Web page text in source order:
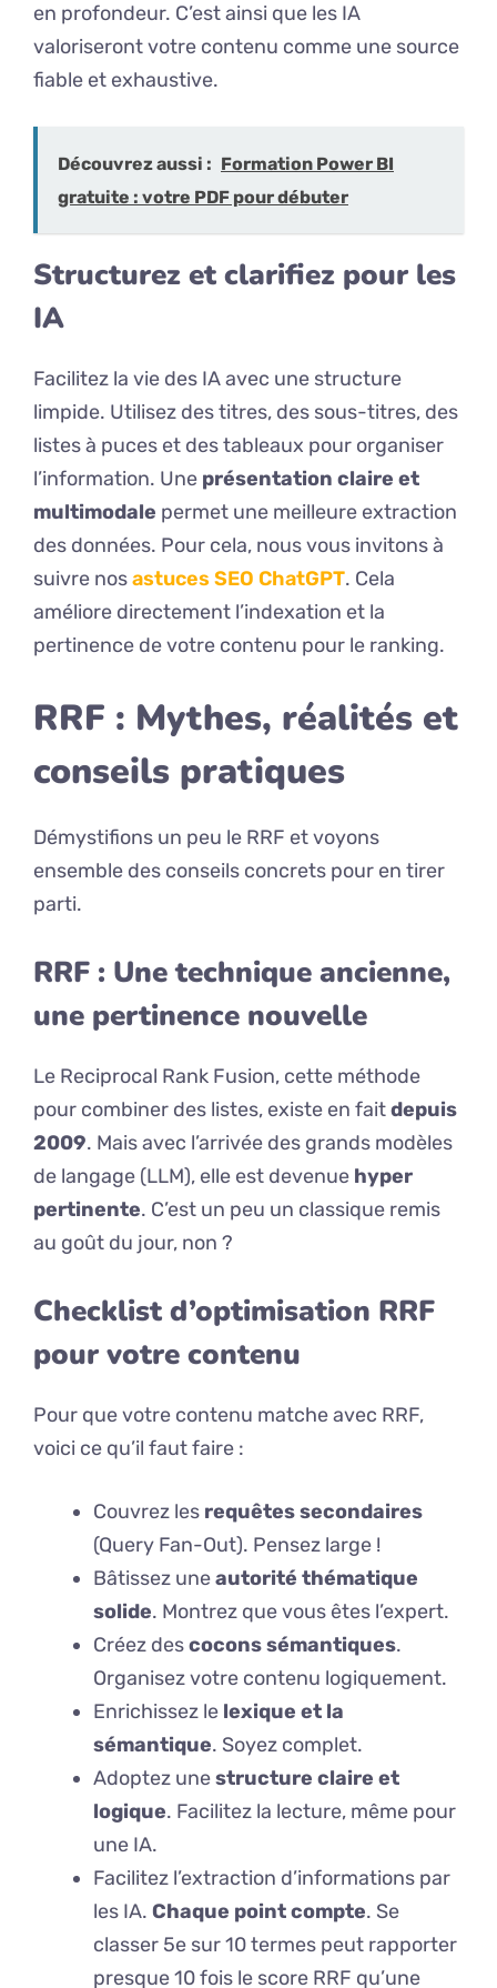
en profondeur. C’est ainsi que les IA
valoriseront votre contenu comme une source
fiable et exhaustive.
Découvrez aussi : Formation Power BI
gratuite : votre PDF pour débuter
Structurez et clarifiez pour les
IA
Facilitez la vie des IA avec une structure
limpide. Utilisez des titres, des sous-titres, des
listes à puces et des tableaux pour organiser
l’information. Une présentation claire et
multimodale permet une meilleure extraction
des données. Pour cela, nous vous invitons à
suivre nosastuces SEO ChatGPT. Cela
améliore directement l’indexation et la
pertinence de votre contenu pour le ranking.
RRF : Mythes, réalités et
conseils pratiques
Démystifions un peu le RRF et voyons
ensemble des conseils concrets pour en tirer
parti.
RRF : Une technique ancienne,
une pertinence nouvelle
Le Reciprocal Rank Fusion, cette méthode
pour combiner des listes, existe en faitdepuis
2009. Mais avec l’arrivée des grands modèles
de langage (LLM), elle est devenue hyper
pertinente. C’est un peu un classique remis
au goût du jour, non ?
Checklist d’optimisation RRF
pour votre contenu
Pour que votre contenu matche avec RRF,
voici ce qu’il faut faire :
Couvrez les requêtes secondaires
(Query Fan-Out). Pensez large !
Bâtissez uneautorité thématique
solide. Montrez que vous êtes l’expert.
Créez descocons sémantiques.
Organisez votre contenu logiquement.
Enrichissez le lexique et la
sémantique. Soyez complet.
Adoptez unestructure claire et
logique. Facilitez la lecture, même pour
une IA.
Facilitez l’extraction d’informations par
les IA. Chaque point compte. Se
classer 5e sur 10 termes peut rapporter
presque 10 fois le score RRF qu’une